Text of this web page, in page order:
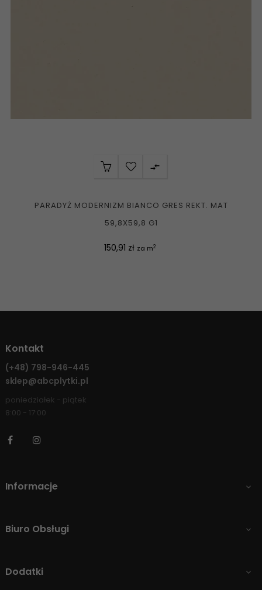

PARADYŻ MODERNIZM BIANCO GRES REKT. MAT
59,8X59,8 G1
Cena
150,91 zł za m2
Kontakt
(+48) 798-946-445
sklep@abcplytki.pl
poniedziałek - piątek
8:00 - 17:00
Facebook
Informacje 
Biuro Obsługi 
Dodatki 